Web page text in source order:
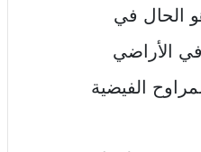
الحال في
الأراضي
الفيضية